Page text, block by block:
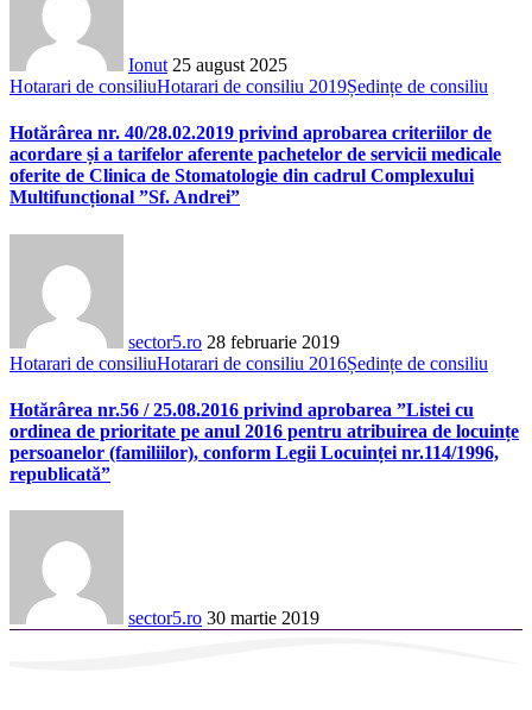
Ionut 25 august 2025
Hotarari de consiliuHotarari de consiliu 2019Ședințe de consiliu
Hotărârea nr. 40/28.02.2019 privind aprobarea criteriilor de
acordare și a tarifelor aferente pachetelor de servicii medicale
oferite de Clinica de Stomatologie din cadrul Complexului
Multifuncțional ”Sf. Andrei”
sector5.ro 28 februarie 2019
Hotarari de consiliuHotarari de consiliu 2016Ședințe de consiliu
Hotărârea nr.56 / 25.08.2016 privind aprobarea ”Listei cu
ordinea de prioritate pe anul 2016 pentru atribuirea de locuințe
persoanelor (familiilor), conform Legii Locuinței nr.114/1996,
republicată”
sector5.ro 30 martie 2019